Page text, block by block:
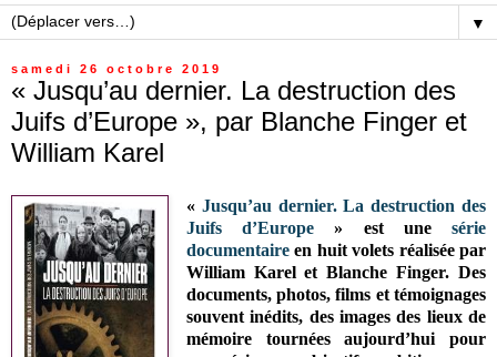
▼
samedi 26 octobre 2019
« Jusqu’au dernier. La destruction des
Juifs d’Europe », par Blanche Finger et
William Karel
« Jusqu’au dernier. La destruction des
Juifs d’Europe » est une série
documentaireen huit volets réalisée par
William Karel et Blanche Finger. Des
documents, photos, films et témoignages
souvent inédits, des images des lieux de
mémoire tournées aujourd’hui pour